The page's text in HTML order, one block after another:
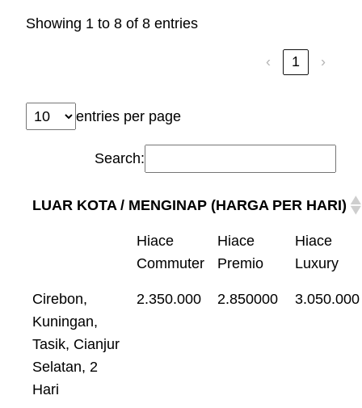
Showing 1 to 8 of 8 entries
‹ 1 ›
entries per page
Search:
LUAR KOTA / MENGINAP (HARGA PER HARI)
Hiace
Commuter
Hiace
Premio
Hiace
Luxury
Cirebon,
Kuningan,
Tasik, Cianjur
Selatan, 2
Hari
2.350.000 2.850000 3.050.000